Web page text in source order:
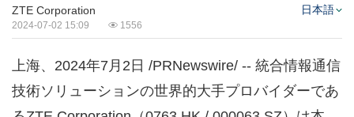
ZTE Corporation
2024-07-02 15:09 1556
日本語
上海、2024年7月2日 /PRNewswire/ -- 統合情報通信
技術ソリューションの世界的大手プロバイダーであ